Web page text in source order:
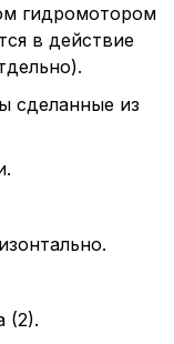
гидромотором
в действие
сделанные из
(2).
в
сookies
cookie
типа файлов
периода Сайт